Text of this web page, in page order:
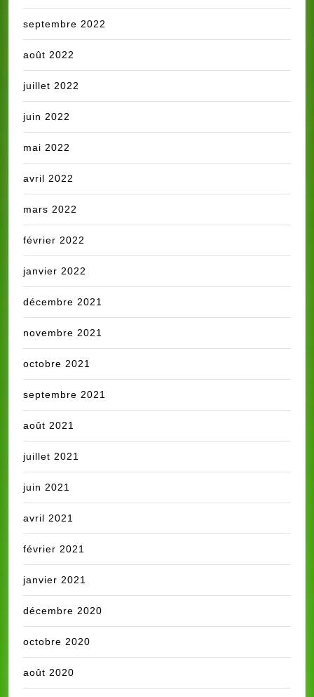
septembre 2022
août 2022
juillet 2022
juin 2022
mai 2022
avril 2022
mars 2022
février 2022
janvier 2022
décembre 2021
novembre 2021
octobre 2021
septembre 2021
août 2021
juillet 2021
juin 2021
avril 2021
février 2021
janvier 2021
décembre 2020
octobre 2020
août 2020